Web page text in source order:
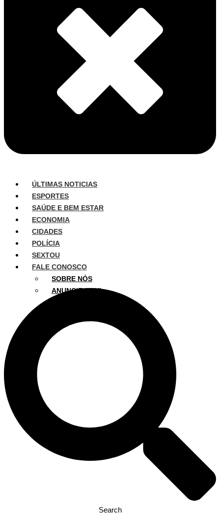
ÚLTIMAS NOTICIAS
ESPORTES
SAÚDE E BEM ESTAR
ECONOMIA
CIDADES
POLÍCIA
SEXTOU
FALE CONOSCO
SOBRE NÓS
ANUNCIE AQUI
Search